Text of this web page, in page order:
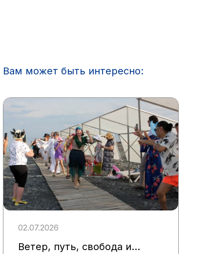
Вам может быть интересно:
02.07.2026
Ветер, путь, свобода и…